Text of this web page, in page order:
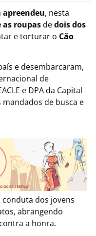
apreendeu, nesta
as roupasdedois dos
e torturar o Cão
e desembarcaram,
de
e DPA da Capital
de busca e
conduta dos jovens
abrangendo
a honra.